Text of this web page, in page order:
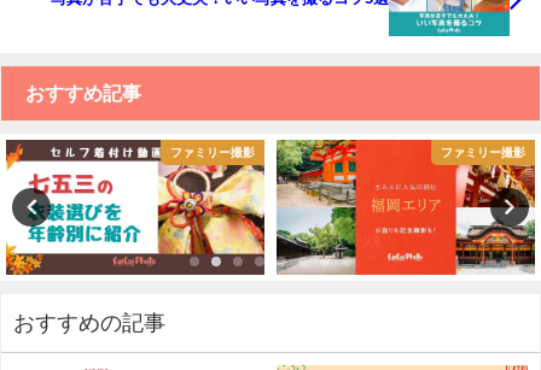
おすすめ記事
ファミリー撮影 ファミリー撮影
おすすめの記事